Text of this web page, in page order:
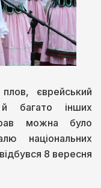
єврейський
багато інших
можна було
національних
8 вересня